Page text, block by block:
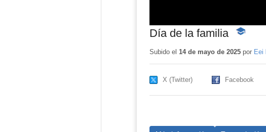
Día de la familia
-
educativo
Subido el 14 de mayo de 2025por Eei
X (Twitter) Facebook